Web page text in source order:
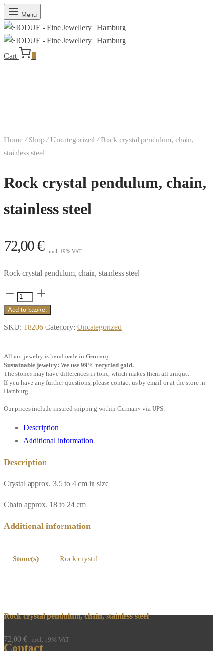
Menu
Cart
Home / Shop / Uncategorized /Rock crystal pendulum, chain,
stainless steel
Rock crystal pendulum, chain,
stainless steel
72,00€ incl. 19% VAT
Rock crystal pendulum, chain, stainless steel
Rock
crystal
chain,
steel
quantity
Add to basket
SKU: 18206 Category: Uncategorized
All our jewelry is handmade in Germany.
Sustainable jewelry: We use 99% recycled gold.
The stones may have differences in tone, which makes them all unique.
If you have any further questions, please contact us by email or at the store in
Hamburg.
Our prices include insured shipping within Germany via UPS.
Description
Additional information
Description
Crystal approx. 3.5 to 4 cm in size
Chain approx. 18 to 24 cm
Additional information
Stone(s) Rock crystal
Rock crystal pendulum, chain, stainless steel
72,00 € incl. 19% VAT
Contact